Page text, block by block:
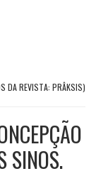
DA REVISTA: PRÂKSIS)
SINOS.